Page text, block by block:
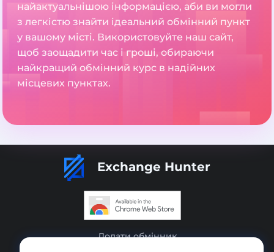
найактуальнішою інформацією, аби ви могли
з легкістю знайти ідеальний обмінний пункт
у вашому місті. Використовуйте наш сайт,
щоб заощадити час і гроші, обираючи
найкращий обмінний курс в надійних
місцевих пунктах.
Exchange Hunter
Додати обмінник